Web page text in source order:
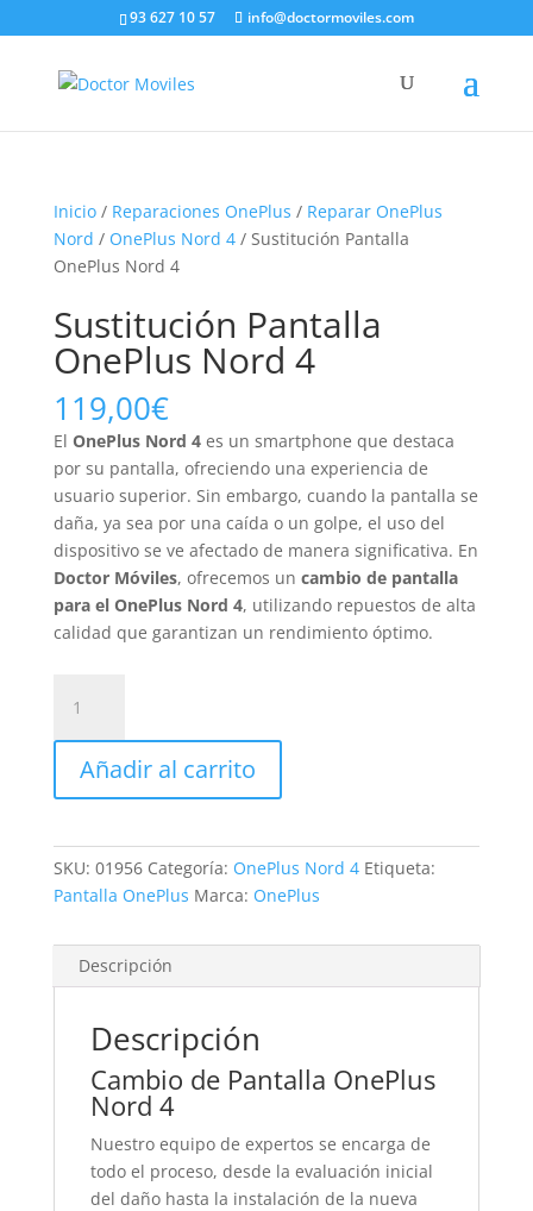
93 627 10 57 info@doctormoviles.com
Inicio/ Reparaciones OnePlus / Reparar OnePlus
Nord / OnePlus Nord 4/ Sustitución Pantalla
OnePlus Nord 4
Sustitución Pantalla
OnePlus Nord 4
119,00€
El OnePlus Nord 4es un smartphone que destaca
por su pantalla, ofreciendo una experiencia de
usuario superior. Sin embargo, cuando la pantalla se
daña, ya sea por una caída o un golpe, el uso del
dispositivo se ve afectado de manera significativa. En
Doctor Móviles, ofrecemos un cambio de pantalla
para el OnePlus Nord 4, utilizando repuestos de alta
calidad que garantizan un rendimiento óptimo.
Pantalla
OnePlus
Nord
4
Añadir al carrito
SKU: 01956 Categoría: OnePlus Nord 4 Etiqueta:
Pantalla OnePlus Marca: OnePlus
Descripción
Descripción
Cambio de Pantalla OnePlus
Nord 4
Nuestro equipo de expertos se encarga de
todo el proceso, desde la evaluación inicial
del daño hasta la instalación de la nueva